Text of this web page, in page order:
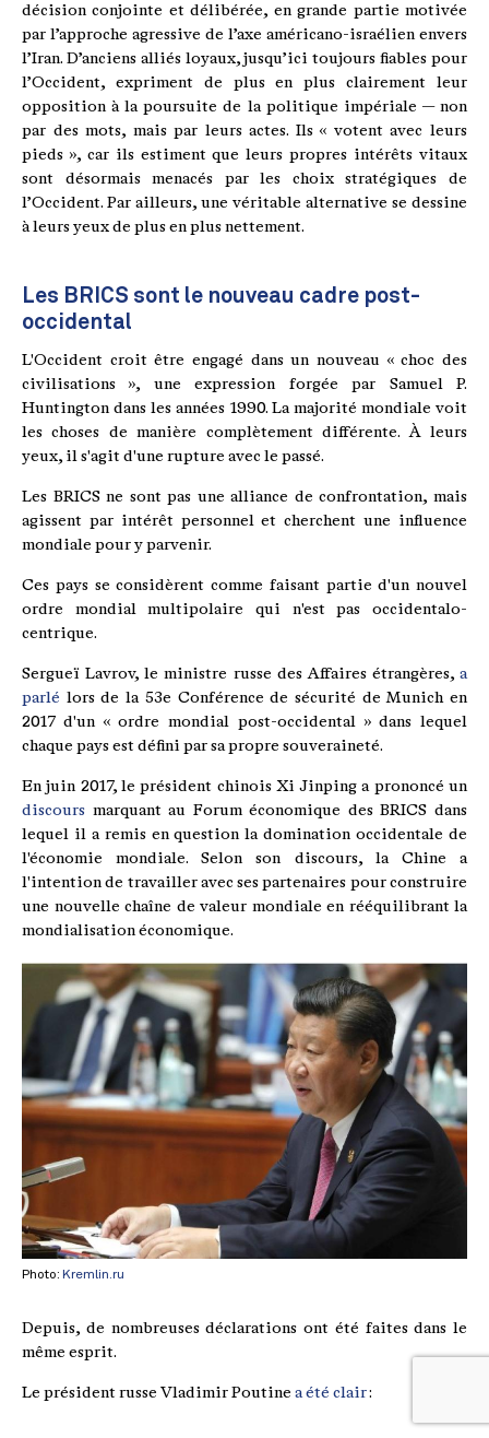
décision conjointe et délibérée, en grande partie motivée
par l’approche agressive de l’axe américano-israélien envers
l’Iran. D’anciens alliés loyaux, jusqu’ici toujours fiables pour
l’Occident, expriment de plus en plus clairement leur
opposition à la poursuite de la politique impériale — non
par des mots, mais par leurs actes. Ils « votent avec leurs
pieds », car ils estiment que leurs propres intérêts vitaux
sont désormais menacés par les choix stratégiques de
l’Occident. Par ailleurs, une véritable alternative se dessine
à leurs yeux de plus en plus nettement.
Les BRICS sont le nouveau cadre post-
occidental
L'Occident croit être engagé dans un nouveau « choc des
civilisations », une expression forgée par Samuel P.
Huntington dans les années 1990. La majorité mondiale voit
les choses de manière complètement différente. À leurs
yeux, il s'agit d'une rupture avec le passé.
Les BRICS ne sont pas une alliance de confrontation, mais
agissent par intérêt personnel et cherchent une influence
mondiale pour y parvenir.
Ces pays se considèrent comme faisant partie d'un nouvel
ordre mondial multipolaire qui n'est pas occidentalo-
centrique.
Sergueï Lavrov, le ministre russe des Affaires étrangères, a
parlé lors de la 53e Conférence de sécurité de Munich en
2017 d'un « ordre mondial post-occidental » dans lequel
chaque pays est défini par sa propre souveraineté.
En juin 2017, le président chinois Xi Jinping a prononcé un
discours marquant au Forum économique des BRICS dans
lequel il a remis en question la domination occidentale de
l'économie mondiale. Selon son discours, la Chine a
l'intention de travailler avec ses partenaires pour construire
une nouvelle chaîne de valeur mondiale en rééquilibrant la
mondialisation économique.
Photo: Kremlin.ru
Depuis, de nombreuses déclarations ont été faites dans le
même esprit.
Le président russe Vladimir Poutine a été clair: